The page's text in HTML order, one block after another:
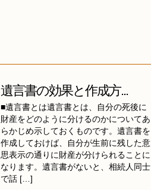
遺言書の効果と作成方...
■遺言書とは遺言書とは、自分の死後に
財産をどのように分けるのかについてあ
らかじめ示しておくものです。遺言書を
作成しておけば、自分が生前に残した意
思表示の通りに財産が分けられることに
なります。遺言書がないと、相続人同士
で話 […]